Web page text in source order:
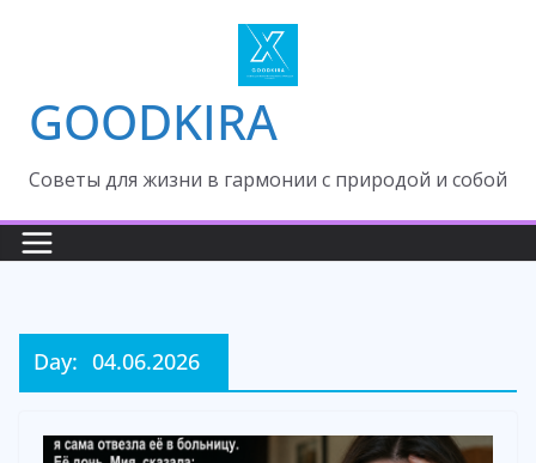
GOODKIRA
Cоветы для жизни в гармонии с природой и собой
Day: 04.06.2026